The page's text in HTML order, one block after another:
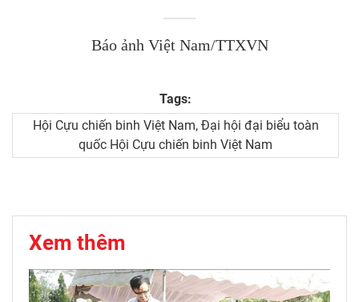
Báo ảnh Việt Nam/TTXVN
Tags:
Hội Cựu chiến binh Việt Nam, Đại hội đại biểu toàn
quốc Hội Cựu chiến binh Việt Nam
Xem thêm